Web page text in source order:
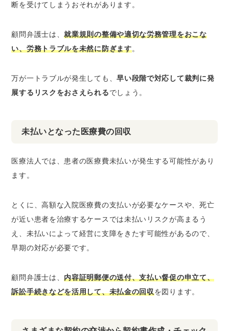
断を受けてしまうおそれがあります。
顧問弁護士は、就業規則の整備や適切な労務管理をおこな
い、労務トラブルを未然に防ぎます。
万が一トラブルが発生しても、早い段階で対応して裁判に発
展するリスクをおさえられるでしょう。
未払いとなった医療費の回収
医療法人では、患者の医療費未払いが発生する可能性があり
ます。
とくに、高額な入院医療費の支払いが必要なケースや、死亡
が近い患者を治療するケースでは未払いリスクが高まるう
え、未払いによって経営に支障をきたす可能性があるので、
早期の対応が必要です。
顧問弁護士は、内容証明郵便の送付、支払い督促の申立て、
訴訟手続きなどを活用して、未払金の回収を図ります。